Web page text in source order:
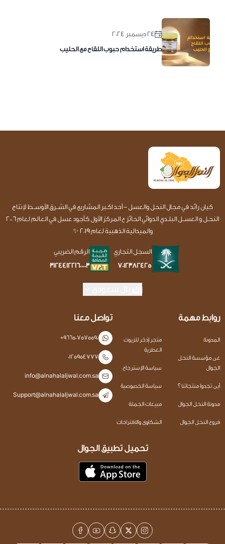
٢٤ ديسمبر ٢٠٢٤
طريقة استخدام حبوب اللقاح مع الحليب
كيان رائد في مجال النحل والعسل - أحد اكـبر المشاريع في الشــرق الأوســط لإنتاج
النحـل و العســل البلـدي الدوائي الحائز ع المركز الأول كأجود عسل في العالم لعام 2006
والميدالية الذهبية لعام 2019 ✨
السجل التجاري
7012382425
الرقم الضريبي
312441221600003
روابط مهمة
المدونة
عن مؤسسة النحل
الجوال
أين تجدوا منتجاتنا ؟
مدونة النحل الجوال
فروع النحل الجوال
متجر إذخر للزيوت
العطرية
سياسة الإسترجاع
سياسة الخصوصية
مبيعات الجملة
الشكاوى والاقتراحات
تواصل معنا
+966507575590
0125954777
info@alnahalaljwal.com.sa
Support@alnahalaljwal.com.sa
تحميل تطبيق الجوال